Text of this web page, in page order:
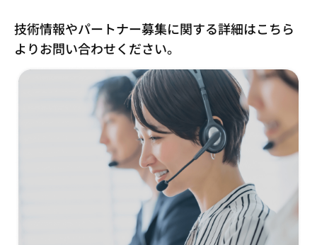
技術情報やパートナー募集に関する詳細はこちら
よりお問い合わせください。